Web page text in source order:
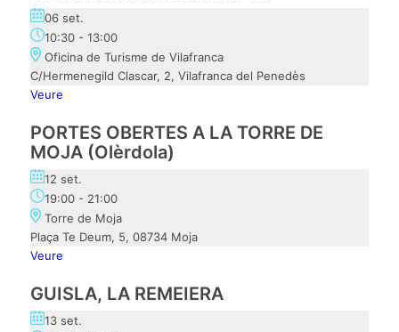
06 set.
10:30- 13:00
Oficina de Turisme de Vilafranca
C/Hermenegild Clascar, 2, Vilafranca del Penedès
Veure
PORTES OBERTES A LA TORRE DE
MOJA (Olèrdola)
12 set.
19:00- 21:00
Torre de Moja
Plaça Te Deum, 5, 08734 Moja
Veure
GUISLA, LA REMEIERA
13 set.